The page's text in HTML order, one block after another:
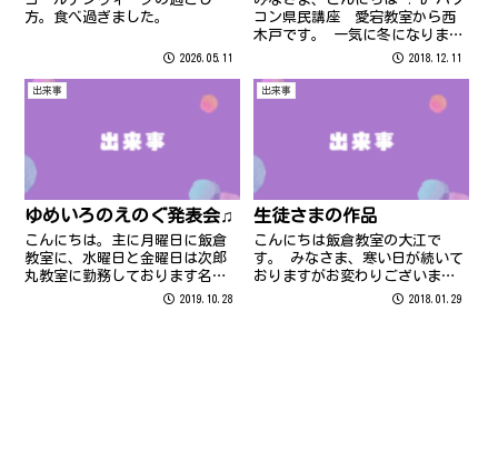
方。食べ過ぎました。
2026.05.11
コン県民講座 愛宕教室から西
木戸です。 一気に冬になりまし
たね～寒い( ;∀;) 先週は20度
で体調を崩されている方もいら
っしゃるのではないでしょう
2018.12.11
出来事
ゆめいろのえのぐ発表会♫
こんにちは。主に月曜日に飯倉
教室に、水曜日と金曜日は次郎
丸教室に勤務しております名久
井です。よろしくお願いいたし
2019.10.28
出来事
生徒さまの作品
こんにちは飯倉教室の大江で
す。 みなさま、寒い日が続いて
おりますがお変わりございませ
んか？ インフルエンザが流行し
2018.01.29